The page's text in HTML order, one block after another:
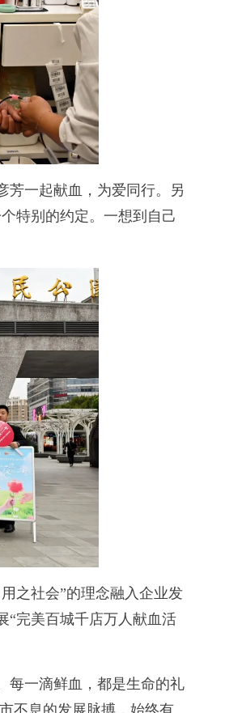
一起献血，为爱同行。另
特别的约定。一想到自己
之社会”的理念融入企业发
“完美百城千店万人献血活
一滴鲜血，都是生命的礼
不息的发展脉搏，始终有